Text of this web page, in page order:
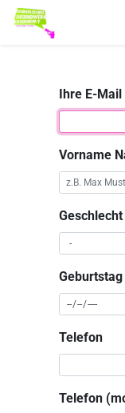
Ihre E-Mail
Vorname
Geschlecht
Geburtstag
Telefon
Telefon